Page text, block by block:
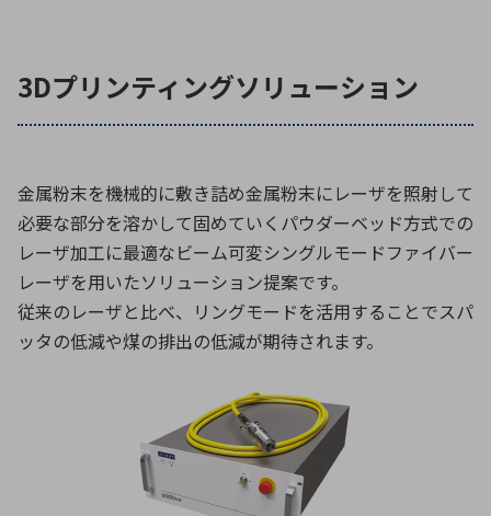
3Dプリンティングソリューション
金属粉末を機械的に敷き詰め金属粉末にレーザを照射して
必要な部分を溶かして固めていくパウダーベッド方式での
レーザ加工に最適なビーム可変シングルモードファイバー
レーザを用いたソリューション提案です。
従来のレーザと比べ、リングモードを活用することでスパ
ッタの低減や煤の排出の低減が期待されます。